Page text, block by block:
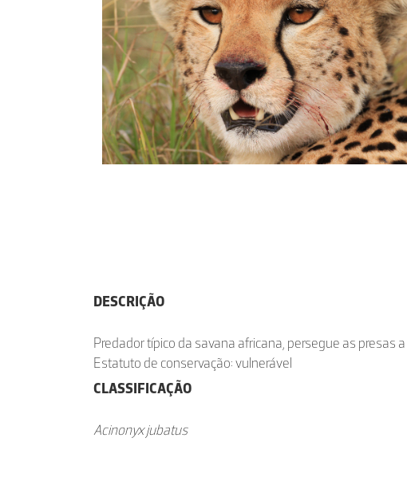
DESCRIÇÃO
Predador típico da savana africana, persegue as presas
Estatuto de conservação: vulnerável
CLASSIFICAÇÃO
Acinonyx jubatus